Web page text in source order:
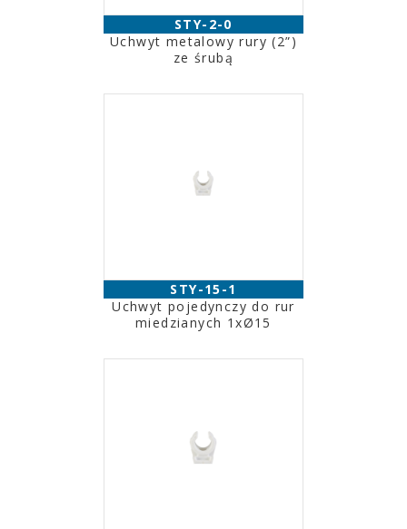
STY-2-0
Uchwyt metalowy rury (2”)
ze śrubą
STY-15-1
Uchwyt pojedynczy do rur
miedzianych 1xØ15